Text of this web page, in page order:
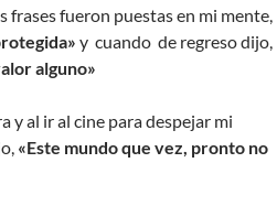
frases fueron puestas en mi mente,
y cuando de regreso dijo,
alguno»
y al ir al cine para despejar mi
«Este mundo que vez, pronto no